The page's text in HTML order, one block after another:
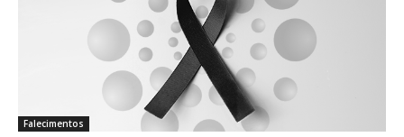
Falecimentos